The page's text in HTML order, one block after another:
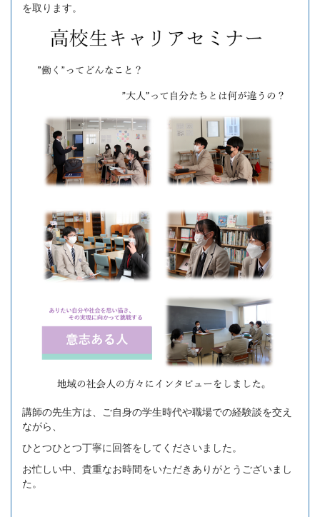
を取ります。
講師の先生方は、ご自身の学生時代や職場での経験談を交え
ながら、
ひとつひとつ丁寧に回答をしてくださいました。
お忙しい中、貴重なお時間をいただきありがとうございまし
た。